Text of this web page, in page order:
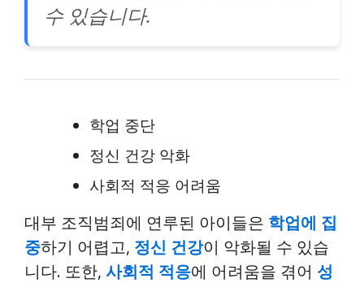
수 있습니다.
학업 중단
정신 건강 악화
사회적 적응 어려움
대부 조직범죄에 연루된 아이들은 학업에 집
중하기 어렵고, 정신 건강이 악화될 수 있습
니다. 또한, 사회적 적응에 어려움을 겪어 성